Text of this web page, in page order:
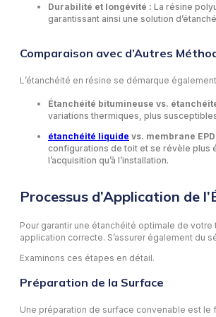
Durabilité et longévité : La résine
garantissant ainsi une solution
Comparaison avec d’Autres
L’étanchéité en résine se démarque
Étanchéité bitumineuse vs.
variations thermiques, plus
étanchéité liquide vs. membrane
configurations de toit et se révèle plus
l’acquisition qu’à l’installation.
Processus d’Application de
Pour garantir une étanchéité optimale de
application correcte. S’assurer également du
Examinons ces étapes en détail.
Préparation de la Surface
Une préparation de surface convenable est